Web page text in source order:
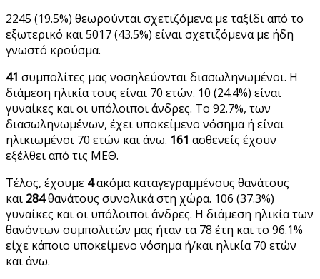
2245 (19.5%) θεωρούνται σχετιζόμενα με ταξίδι από το
εξωτερικό και 5017 (43.5%) είναι σχετιζόμενα με ήδη
γνωστό κρούσμα.
41 συμπολίτες μας νοσηλεύονται διασωληνωμένοι. Η
διάμεση ηλικία τους είναι 70 ετών. 10 (24.4%) είναι
γυναίκες και οι υπόλοιποι άνδρες. To 92.7%, των
διασωληνωμένων, έχει υποκείμενο νόσημα ή είναι
ηλικιωμένοι 70 ετών και άνω. 161 ασθενείς έχουν
εξέλθει από τις ΜΕΘ.
Τέλος, έχουμε 4ακόμα καταγεγραμμένους θανάτους
και 284θανάτους συνολικά στη χώρα. 106 (37.3%)
γυναίκες και οι υπόλοιποι άνδρες. Η διάμεση ηλικία των
θανόντων συμπολιτών μας ήταν τα 78 έτη και το 96.1%
είχε κάποιο υποκείμενο νόσημα ή/και ηλικία 70 ετών
και άνω.